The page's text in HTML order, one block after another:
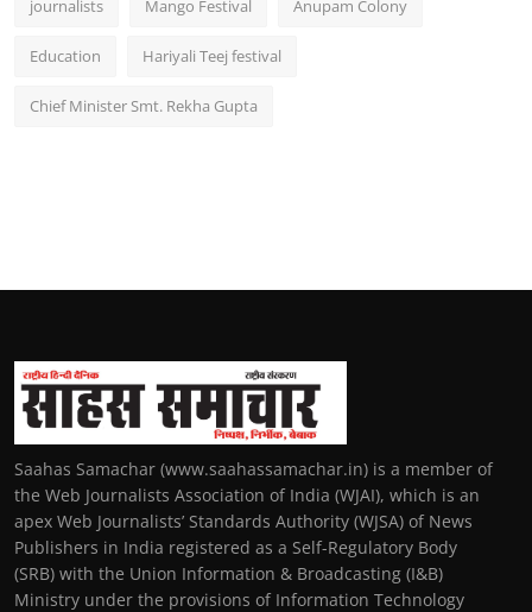
journalists Mango Festival Anupam Colony
Education Hariyali Teej festival
Chief Minister Smt. Rekha Gupta
Saahas Samachar (www.saahassamachar.in) is a member of
the Web Journalists Association of India (WJAI), which is an
apex Web Journalists’ Standards Authority (WJSA) of News
Publishers in India registered as a Self-Regulatory Body
(SRB) with the Union Information & Broadcasting (I&B)
Ministry under the provisions of Information Technology